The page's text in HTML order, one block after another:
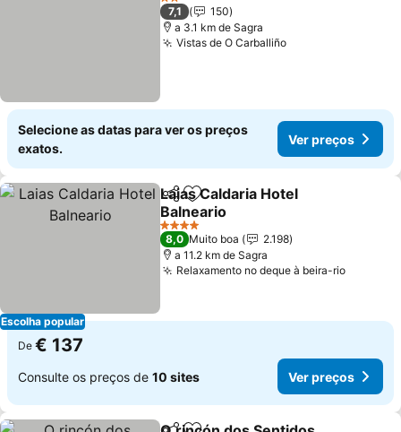
2 Estrelas
7,1
150
a 3.1 km de Sagra
Vistas de O Carballiño
Selecione as datas para ver os preços
exatos.
Ver preços
Escolha popular
PartilharAdicionar aos favoritos
Laias Caldaria Hotel
Balneario
4 Estrelas
8,0 Muito boa
2.198
a 11.2 km de Sagra
Relaxamento no deque à beira-rio
De € 137
Consulte os preços de 10 sites Ver preços